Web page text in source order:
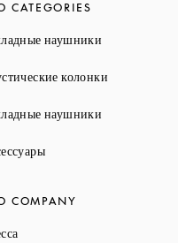
CATEGORIES
наушники
колонки
наушники
Link Opens in New
Opens in New Tab
COMPANY
Link Opens in New Tab